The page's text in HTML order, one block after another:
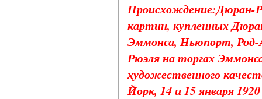
Происхождение:Дюран-
картин, купленных
Эммонса, Ньюпорт, Род-
Рюэля на торгах
художественного
Йорк, 14 и 15 января 1920